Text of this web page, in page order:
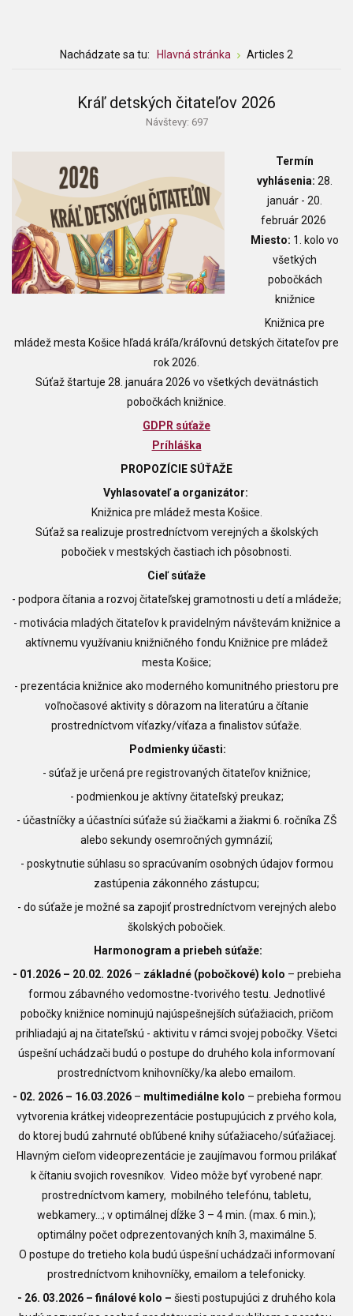
Nachádzate sa tu: Hlavná stránka Articles 2
Kráľ detských čitateľov 2026
Návštevy: 697
Termín
vyhlásenia: 28.
január - 20.
február 2026
Miesto: 1. kolo vo
všetkých
pobočkách
knižnice
Knižnica pre
mládež mesta Košice hľadá kráľa/kráľovnú detských čitateľov pre
rok 2026.
Súťaž štartuje 28. januára 2026 vo všetkých devätnástich
pobočkách knižnice.
GDPR súťaže
Príhláška
PROPOZÍCIE SÚŤAŽE
Vyhlasovateľ a organizátor:
Knižnica pre mládež mesta Košice.
Súťaž sa realizuje prostredníctvom verejných a školských
pobočiek v mestských častiach ich pôsobnosti.
Cieľ súťaže
- podpora čítania a rozvoj čitateľskej gramotnosti u detí a mládeže;
- motivácia mladých čitateľov k pravidelným návštevám knižnice a
aktívnemu využívaniu knižničného fondu Knižnice pre mládež
mesta Košice;
- prezentácia knižnice ako moderného komunitného priestoru pre
voľnočasové aktivity s dôrazom na literatúru a čítanie
prostredníctvom víťazky/víťaza a finalistov súťaže.
Podmienky účasti:
- súťaž je určená pre registrovaných čitateľov knižnice;
- podmienkou je aktívny čitateľský preukaz;
- účastníčky a účastníci súťaže sú žiačkami a žiakmi 6. ročníka ZŠ
alebo sekundy osemročných gymnázií;
- poskytnutie súhlasu so spracúvaním osobných údajov formou
zastúpenia zákonného zástupcu;
- do súťaže je možné sa zapojiť prostredníctvom verejných alebo
školských pobočiek.
Harmonogram a priebeh súťaže:
- 01.2026 – 20.02. 2026– základné (pobočkové) kolo – prebieha
formou zábavného vedomostne-tvorivého testu. Jednotlivé
pobočky knižnice nominujú najúspešnejších súťažiacich, pričom
prihliadajú aj na čitateľskú - aktivitu v rámci svojej pobočky. Všetci
úspešní uchádzači budú o postupe do druhého kola informovaní
prostredníctvom knihovníčky/ka alebo emailom.
- 02. 2026 – 16.03.2026– multimediálne kolo – prebieha formou
vytvorenia krátkej videoprezentácie postupujúcich z prvého kola,
do ktorej budú zahrnuté obľúbené knihy súťažiaceho/súťažiacej.
Hlavným cieľom videoprezentácie je zaujímavou formou prilákať
k čítaniu svojich rovesníkov. Video môže byť vyrobené napr.
prostredníctvom kamery, mobilného telefónu, tabletu,
webkamery...; v optimálnej dĺžke 3 – 4 min. (max. 6 min.);
optimálny počet odprezentovaných kníh 3, maximálne 5.
O postupe do tretieho kola budú úspešní uchádzači informovaní
prostredníctvom knihovníčky, emailom a telefonicky.
- 26. 03.2026 – finálové kolo – šiesti postupujúci z druhého kola